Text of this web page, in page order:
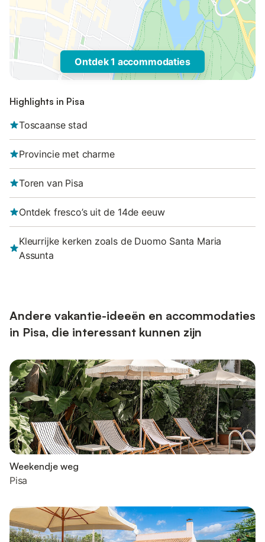
Ontdek 1 accommodaties
Highlights in Pisa
Toscaanse stad
Provincie met charme
Toren van Pisa
Ontdek fresco’s uit de 14de eeuw
Kleurrijke kerken zoals de Duomo Santa Maria
Assunta
Andere vakantie-ideeën en accommodaties
in Pisa, die interessant kunnen zijn
Weekendje weg
Pisa